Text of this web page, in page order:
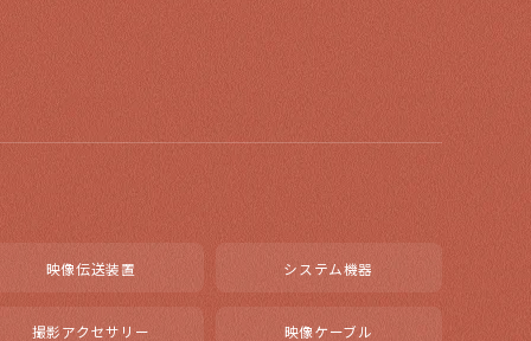
映像伝送装置 システム機器
撮影アクセサリー 映像ケーブル